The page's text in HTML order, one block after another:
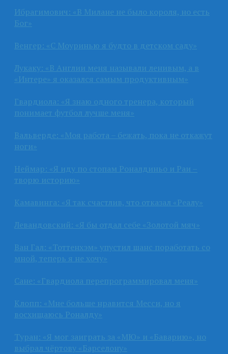
Ибрагимович: «В Милане не было короля, но есть
Бог»
Венгер: «С Моуринью я будто в детском саду»
Лукаку: «В Англии меня называли ленивым, а в
«Интере» я оказался самым продуктивным»
Гвардиола: «Я знаю одного тренера, который
понимает футбол лучше меня»
Вальверде: «Моя работа – бежать, пока не откажут
ноги»
Неймар: «Я иду по стопам Роналдиньо и Раи –
творю историю»
Камавинга: «Я так счастлив, что отказал «Реалу»
Левандовский: «Я бы отдал себе «Золотой мяч»
Ван Гал: «Тоттенхэм» упустил шанс поработать со
мной, теперь я не хочу»
Сане: «Гвардиола перепрограммировал меня»
Клопп: «Мне больше нравится Месси, но я
восхищаюсь Роналду»
Туран: «Я мог заиграть за «МЮ» и «Баварию», но
выбрал чёртову «Барселону»